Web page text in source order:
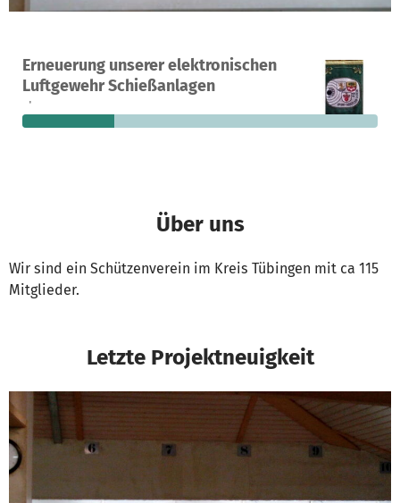
Erneuerung unserer elektronischen
Luftgewehr Schießanlagen
Ein Projekt in Starzach, Deutschland
6
Spenden
26 %
finanziert
2.192 €
fehlen noch
Über uns
Wir sind ein Schützenverein im Kreis Tübingen mit ca 115
Mitglieder.
Letzte Projektneuigkeit